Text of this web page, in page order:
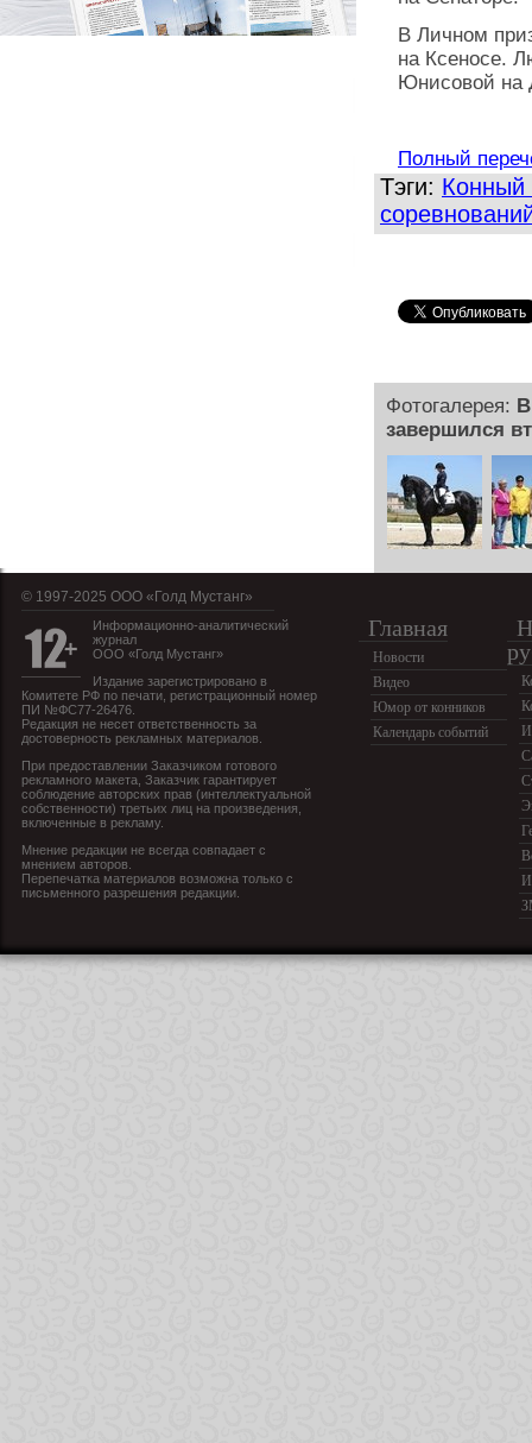
В Личном
на Ксеносе.
Юнисовой на
Полный
Тэги: Конный
Фотогалерея:
завершился
© 1997-2025 OOO «Голд Мустанг»
Информационно-аналитический
журнал
ООО «Голд Мустанг»
Издание зарегистрировано в
Комитете РФ по печати, регистрационный номер
ПИ №ФС77-26476.
Редакция не несет ответственность за
достоверность рекламных материалов.
При предоставлении Заказчиком готового
рекламного макета, Заказчик гарантирует
соблюдение авторских прав (интеллектуальной
собственности) третьих лиц на произведения,
включенные в рекламу.
Мнение редакции не всегда совпадает с
мнением авторов.
Перепечатка материалов возможна только с
письменного разрешения редакции.
Главная
Новости
Видео
Юмор от конников
Календарь событий